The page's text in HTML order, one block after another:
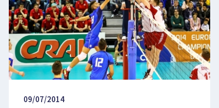
09/07/2014